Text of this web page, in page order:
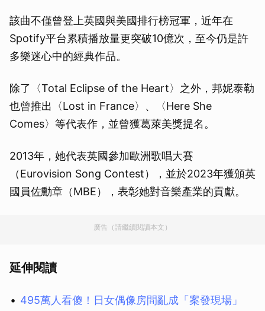
該曲不僅曾登上英國與美國排行榜冠軍，近年在
Spotify平台累積播放量更突破10億次，至今仍是許
多樂迷心中的經典作品。
除了〈Total Eclipse of the Heart〉之外，邦妮泰勒
也曾推出〈Lost in France〉、〈Here She
Comes〉等代表作，並曾獲葛萊美獎提名。
2013年，她代表英國參加歐洲歌唱大賽
（Eurovision Song Contest），並於2023年獲頒英
國員佐勳章（MBE），表彰她對音樂產業的貢獻。
廣告（請繼續閱讀本文）
延伸閱讀
495萬人看傻！日女偶像房間亂成「案發現場」